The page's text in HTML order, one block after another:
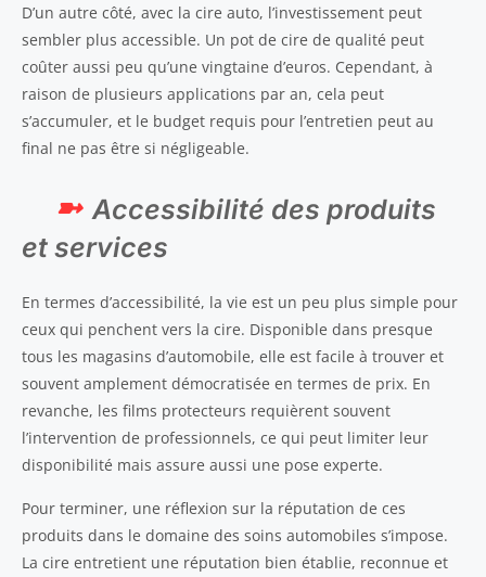
D’un autre côté, avec la cire auto, l’investissement peut
sembler plus accessible. Un pot de cire de qualité peut
coûter aussi peu qu’une vingtaine d’euros. Cependant, à
raison de plusieurs applications par an, cela peut
s’accumuler, et le budget requis pour l’entretien peut au
final ne pas être si négligeable.
Accessibilité des produits
et services
En termes d’accessibilité, la vie est un peu plus simple pour
ceux qui penchent vers la cire. Disponible dans presque
tous les magasins d’automobile, elle est facile à trouver et
souvent amplement démocratisée en termes de prix. En
revanche, les films protecteurs requièrent souvent
l’intervention de professionnels, ce qui peut limiter leur
disponibilité mais assure aussi une pose experte.
Pour terminer, une réflexion sur la réputation de ces
produits dans le domaine des soins automobiles s’impose.
La cire entretient une réputation bien établie, reconnue et